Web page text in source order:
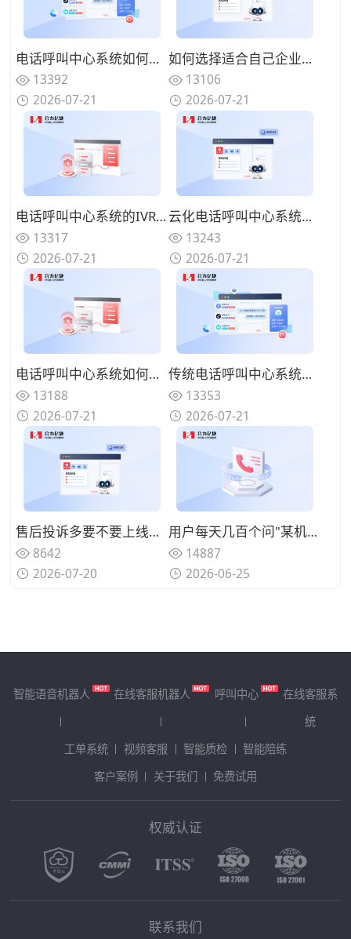
电话呼叫中心系统如何与在线渠道融合？全触点统一路由的协同方案
13392
2026-07-21
如何选择适合自己企业的电话呼叫中心系统？功能匹配与扩展性的权衡
13106
2026-07-21
电话呼叫中心系统的IVR设计有哪些技巧？告别迷宫式菜单的用户友好设计
13317
2026-07-21
云化电话呼叫中心系统有哪些优势？告别硬件束缚的灵活部署模式
13243
2026-07-21
电话呼叫中心系统如何实现来电智能分配？路由策略优化坐席资源调配
13188
2026-07-21
传统电话呼叫中心系统面临哪些挑战？数字化转型的迫切性与路径
13353
2026-07-21
售后投诉多要不要上线呼叫中心系统？规范来电处理标准
8642
2026-07-20
用户每天几百个问"某机型回收多少钱"、人工查型号报价慢还漏单？用智能电话呼叫中心系统自动识别型号并实时报价
14887
2026-06-25
智能语音机器人 在线客服机器人 呼叫中心
在线客服系
统
工单系统
视频客服 智能质检
智能陪练
客户案例
关于我们 免费试用
权威认证
联系我们